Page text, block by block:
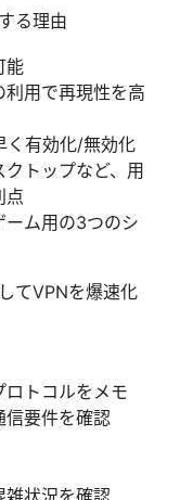
る理由
能
用で再現性を高
く有効化/無効化
トップなど、用
点
ーム用の3つのシ
てVPNを爆速化
トコルをメモ
信要件を確認